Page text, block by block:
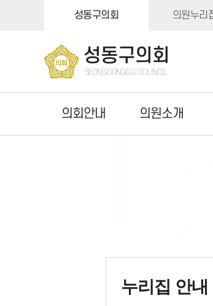
성동구의회 의원누리
성동구의회
SEONGDONGGU COUNCIL
의회안내 의원소개
누리집 안내